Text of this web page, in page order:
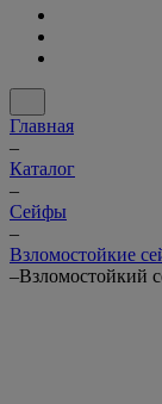
Главная
–
Каталог
–
Cейфы
–
Взломостойкие
–